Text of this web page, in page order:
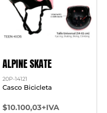
ALPINE SKATE
20P-14121
Casco Bicicleta
$10.100,03+IVA